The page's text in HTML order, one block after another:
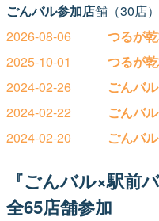
ごんバル参加店舗（30店
つるが
2026-08-06
つるが
2025-10-01
ごんバ
2024-02-26
ごんバ
2024-02-22
ごんバ
2024-02-20
『ごんバル×駅前
全65店舗参加